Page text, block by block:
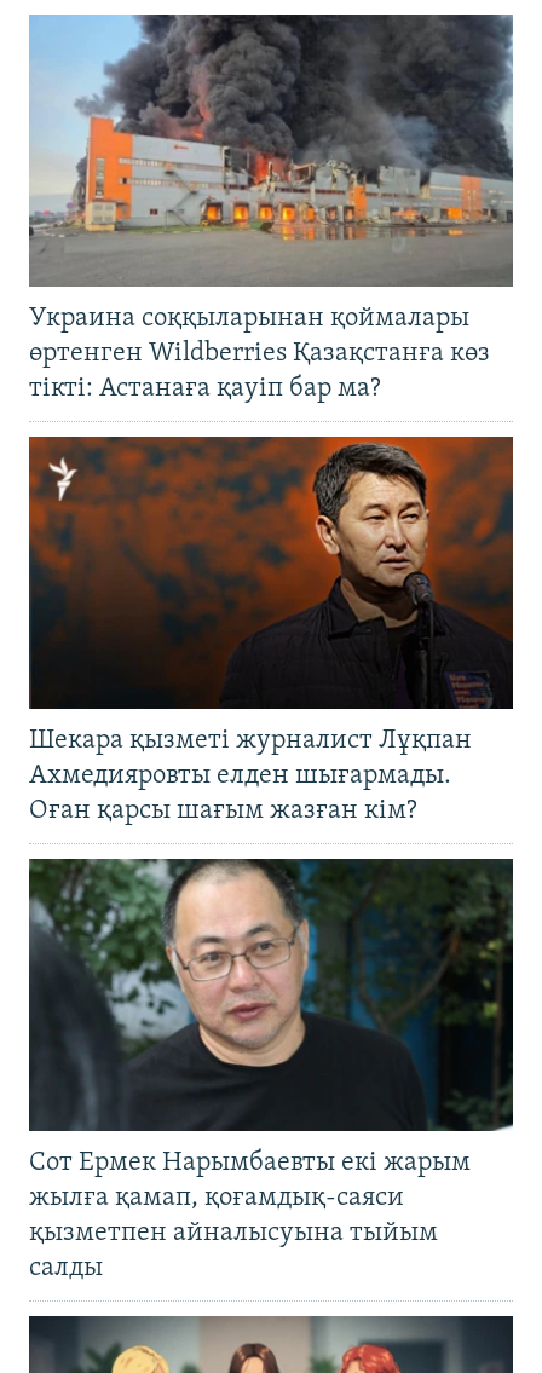
Украина соққыларынан қоймалары
өртенген Wildberries Қазақстанға көз
тікті: Астанаға қауіп бар ма?
Шекара қызметі журналист Лұқпан
Ахмедияровты елден шығармады.
Оған қарсы шағым жазған кім?
Сот Ермек Нарымбаевты екі жарым
жылға қамап, қоғамдық-саяси
қызметпен айналысуына тыйым
салды